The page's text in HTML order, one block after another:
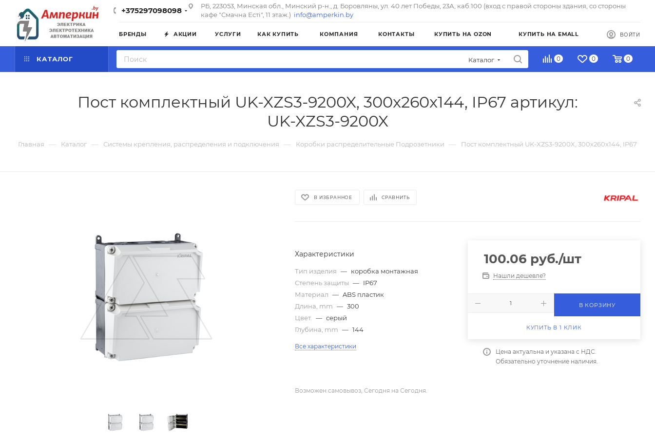
+375297098098
РБ, 223053, Минская обл., Минский р-н., д. Боровляны, ул. 40 лет Победы, 23А, каб.100 (вход с правой стороны здания, со стороны
кафе "Смачна Естi", 11 этаж.) info@amperkin.by
БРЕНДЫ АКЦИИ УСЛУГИ КАК КУПИТЬ КОМПАНИЯ КОНТАКТЫ КУПИТЬ НА OZON КУПИТЬ НА EMALL ВОЙТИ
КАТАЛОГ Каталог 0 0 0
Пост комплектный UK-XZS3-9200X, 300x260x144, IP67 артикул:
UK-XZS3-9200X
Главная — Каталог — Системы крепления, распределения и подключения — Коробки распределительные Подрозетники — Пост комплектный UK-XZS3-9200X, 300x260x144, IP67
В ИЗБРАННОЕ СРАВНИТЬ
Характеристики
Тип изделия — коробка монтажная
Степень защиты — IP67
Материал — ABS пластик
Длина, mm — 300
Цвет.
— серый
Глубина, mm — 144
Все характеристики
100.06 руб./шт
Нашли дешевле?
В КОРЗИНУ
КУПИТЬ В 1 КЛИК
Цена актуальна и указана с НДС.
Обязательно уточнение наличия.
Возможен самовывоз, Сегодня на Сегодня.